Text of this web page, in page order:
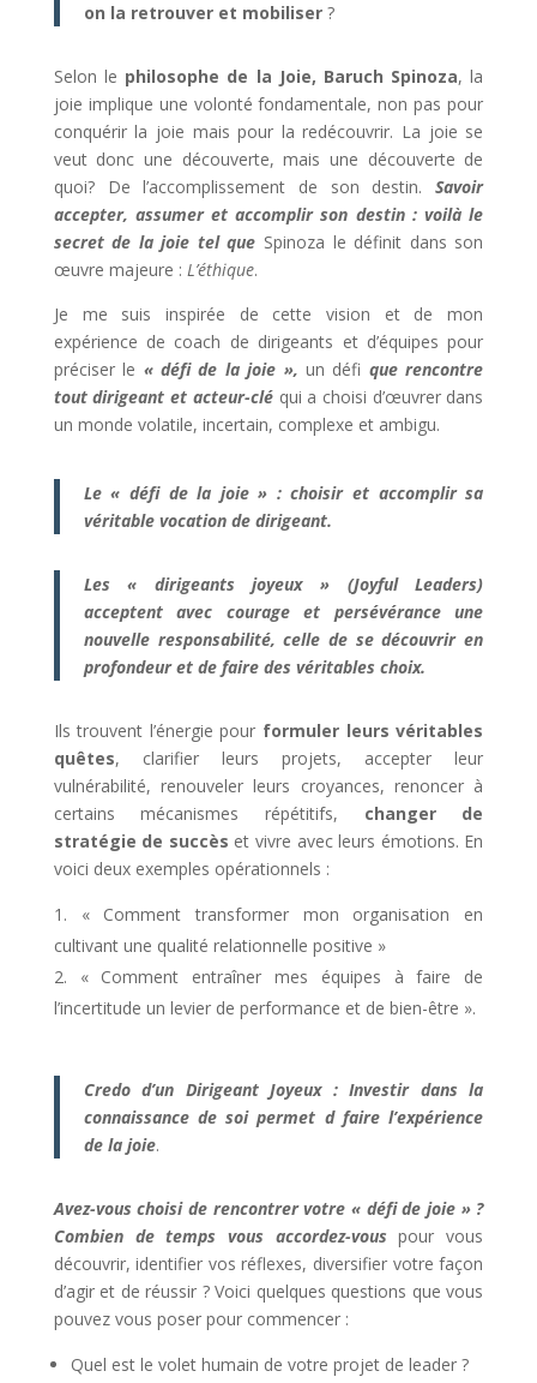
on la retrouver et mobiliser ?
Selon le philosophe de la Joie, Baruch Spinoza, la
joie implique une volonté fondamentale, non pas pour
conquérir la joie mais pour la redécouvrir. La joie se
veut donc une découverte, mais une découverte de
quoi? De l’accomplissement de son destin.Savoir
accepter, assumer et accomplir son destin : voilà le
secret de la joie tel que Spinoza le définit dans son
œuvre majeure : L’éthique.
Je me suis inspirée de cette vision et de mon
expérience de coach de dirigeants et d’équipes pour
préciser le « défi de la joie », un défi que rencontre
tout dirigeant et acteur-clé qui a choisi d’œuvrer dans
un monde volatile, incertain, complexe et ambigu.
Le « défi de la joie » :choisir et accomplir sa
véritable vocation de dirigeant.
Les « dirigeants joyeux » (Joyful Leaders)
acceptent avec courage et persévérance une
nouvelle responsabilité, celle de se découvrir en
profondeur et de faire des véritables choix.
Ils trouvent l’énergie pour formuler leurs véritables
quêtes, clarifier leurs projets, accepter leur
vulnérabilité, renouveler leurs croyances, renoncer à
certains mécanismes répétitifs, changer de
stratégie de succès et vivre avec leurs émotions. En
voici deux exemples opérationnels :
« Comment transformer mon organisation en
cultivant une qualité relationnelle positive »
« Comment entraîner mes équipes à faire de
l’incertitude un levier de performance et de bien-être ».
Credo d’un Dirigeant Joyeux : Investir dans la
connaissance de soi permet d faire l’expérience
de la joie.
Avez-vous choisi de rencontrer votre « défi de joie » ?
Combien de temps vous accordez-vous pour vous
découvrir, identifier vos réflexes, diversifier votre façon
d’agir et de réussir ? Voici quelques questions que vous
pouvez vous poser pour commencer :
Quel est le volet humain de votre projet de leader ?